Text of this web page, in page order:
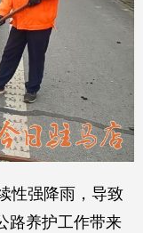
性强降雨，导致
路养护工作带来